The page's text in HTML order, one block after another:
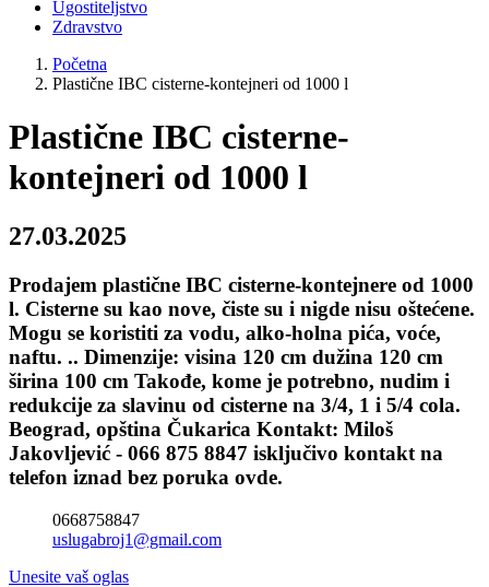
Ugostiteljstvo
Zdravstvo
Početna
Plastične IBC cisterne-kontejneri od 1000 l
Plastične IBC cisterne-
kontejneri od 1000 l
27.03.2025
Prodajem plastične IBC cisterne-kontejnere od 1000
l. Cisterne su kao nove, čiste su i nigde nisu oštećene.
Mogu se koristiti za vodu, alko-holna pića, voće,
naftu. .. Dimenzije: visina 120 cm dužina 120 cm
širina 100 cm Takođe, kome je potrebno, nudim i
redukcije za slavinu od cisterne na 3/4, 1 i 5/4 cola.
Beograd, opština Čukarica Kontakt: Miloš
Jakovljević - 066 875 8847 isključivo kontakt na
telefon iznad bez poruka ovde.
0668758847
uslugabroj1@gmail.com
Unesite vaš oglas